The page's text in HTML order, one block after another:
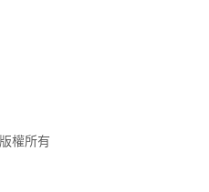
權所有